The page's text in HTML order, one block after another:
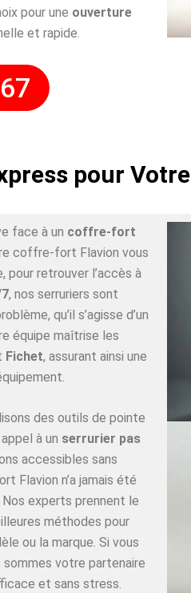
pour une ouverture
et rapide.
pour
face à un coffre-fort
coffre-fort Flavion vous
pour retrouver l’accès à
, nos serruriers sont
qu’il s’agisse d’un
équipe maîtrise les
Fichet, assurant ainsi une
des outils de pointe
à un serrurier pas
accessibles sans
Flavion n’a jamais été
experts prennent le
méthodes pour
ou la marque. Si vous
sommes votre partenaire
et sans stress.